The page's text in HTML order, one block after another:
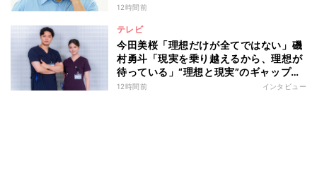
12時間前
テレビ
今田美桜「理想だけが全てではない」磯
村勇斗「現実を乗り越えるから、理想が
待っている」“理想と現実”のギャップに
悩む人へ 第一線で活躍する俳優2人の
12時間前 インタビュー